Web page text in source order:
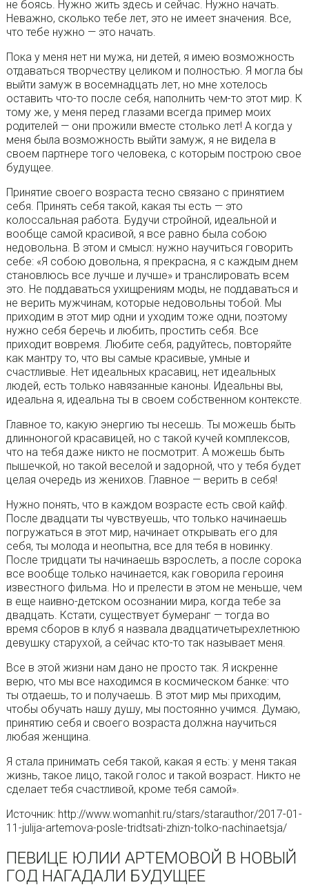
не боясь. Нужно жить здесь и сейчас. Нужно начать.
Неважно, сколько тебе лет, это не имеет значения. Все,
что тебе нужно — это начать.
Пока у меня нет ни мужа, ни детей, я имею возможность
отдаваться творчеству целиком и полностью. Я могла бы
выйти замуж в восемнадцать лет, но мне хотелось
оставить что-то после себя, наполнить чем-то этот мир. К
тому же, у меня перед глазами всегда пример моих
родителей — они прожили вместе столько лет! А когда у
меня была возможность выйти замуж, я не видела в
своем партнере того человека, с которым построю свое
будущее.
Принятие своего возраста тесно связано с принятием
себя. Принять себя такой, какая ты есть — это
колоссальная работа. Будучи стройной, идеальной и
вообще самой красивой, я все равно была собою
недовольна. В этом и смысл: нужно научиться говорить
себе: «Я собою довольна, я прекрасна, я с каждым днем
становлюсь все лучше и лучше» и транслировать всем
это. Не поддаваться ухищрениям моды, не поддаваться и
не верить мужчинам, которые недовольны тобой. Мы
приходим в этот мир одни и уходим тоже одни, поэтому
нужно себя беречь и любить, простить себя. Все
приходит вовремя. Любите себя, радуйтесь, повторяйте
как мантру то, что вы самые красивые, умные и
счастливые. Нет идеальных красавиц, нет идеальных
людей, есть только навязанные каноны. Идеальны вы,
идеальна я, идеальна ты в своем собственном контексте.
Главное то, какую энергию ты несешь. Ты можешь быть
длинноногой красавицей, но с такой кучей комплексов,
что на тебя даже никто не посмотрит. А можешь быть
пышечкой, но такой веселой и задорной, что у тебя будет
целая очередь из женихов. Главное — верить в себя!
Нужно понять, что в каждом возрасте есть свой кайф.
После двадцати ты чувствуешь, что только начинаешь
погружаться в этот мир, начинает открывать его для
себя, ты молода и неопытна, все для тебя в новинку.
После тридцати ты начинаешь взрослеть, а после сорока
все вообще только начинается, как говорила героиня
известного фильма. Но и прелести в этом не меньше, чем
в еще наивно-детском осознании мира, когда тебе за
двадцать. Кстати, существует бумеранг — тогда во
время сборов в клуб я назвала двадцатичетырехлетнюю
девушку старухой, а сейчас кто-то так называет меня.
Все в этой жизни нам дано не просто так. Я искренне
верю, что мы все находимся в космическом банке: что
ты отдаешь, то и получаешь. В этот мир мы приходим,
чтобы обучать нашу душу, мы постоянно учимся. Думаю,
принятию себя и своего возраста должна научиться
любая женщина.
Я стала принимать себя такой, какая я есть: у меня такая
жизнь, такое лицо, такой голос и такой возраст. Никто не
сделает тебя счастливой, кроме тебя самой».
Источник: http://www.womanhit.ru/stars/starauthor/2017-01-
11-julija-artemova-posle-tridtsati-zhizn-tolko-nachinaetsja/
ПЕВИЦЕ ЮЛИИ АРТЕМОВОЙ В НОВЫЙ
ГОД НАГАДАЛИ БУДУЩЕЕ